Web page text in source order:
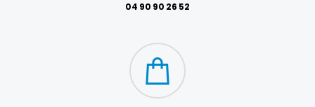
04 90 90 26 52